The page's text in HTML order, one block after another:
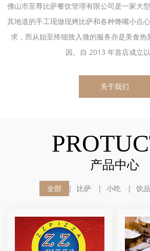
佛山市至尊比萨餐饮管理有限公司是一家大
其地道的手工现做现烤比萨和各种馋嘴小点
求，而从始至终细致入微的服务亦是美食
因。自 2013 年首店成立
关于我们
产品中心
全部 比萨 小吃 饮品